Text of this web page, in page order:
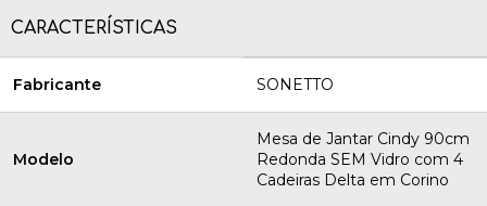
CARACTERÍSTICAS
Fabricante SONETTO
Modelo
Mesa de Jantar Cindy 90cm
Redonda SEM Vidro com 4
Cadeiras Delta em Corino